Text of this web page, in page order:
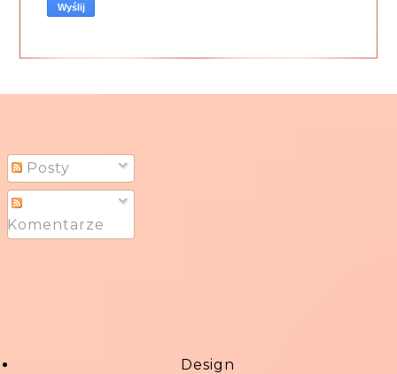
Posty
Komentarze
Design